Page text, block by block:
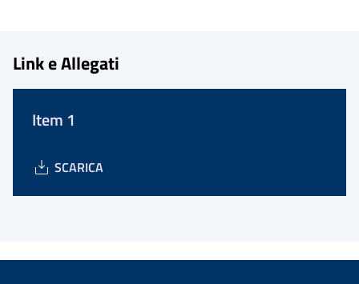
Link e Allegati
Item 1
SCARICA